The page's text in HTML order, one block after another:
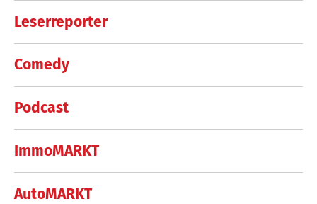
Leserreporter
Comedy
Podcast
ImmoMARKT
AutoMARKT